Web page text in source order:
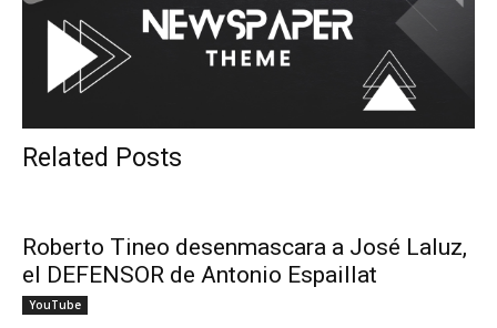
Related Posts
Roberto Tineo desenmascara a José Laluz,
el DEFENSOR de Antonio Espaillat
YouTube